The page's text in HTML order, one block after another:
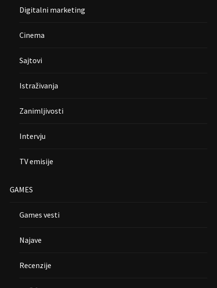
Digitalni marketing
Cinema
Sajtovi
Istraživanja
Zanimljivosti
Intervju
TV emisije
GAMES
Games vesti
Najave
Recenzije